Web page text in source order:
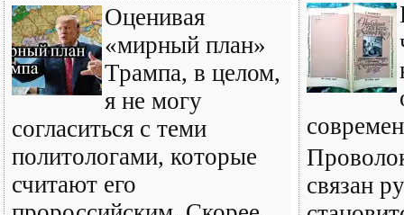
Оценивая
«мирный план»
Трампа, в целом,
я не могу
согласиться с теми
политологами, которые
считают его
связан